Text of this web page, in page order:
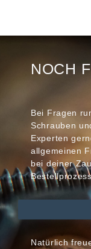
NOCH
Bei Fragen
Schrauben
Experten
allgemeinen
bei deiner
Natürlich